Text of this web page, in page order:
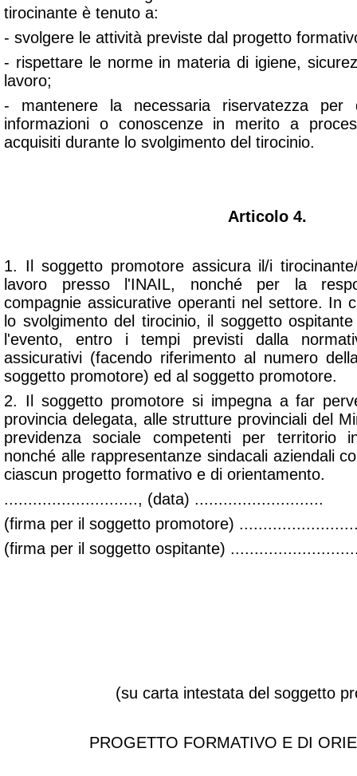
tirocinante è tenuto a:
- svolgere le attività previste dal progetto
- rispettare le norme in materia di igiene,
lavoro;
- mantenere la necessaria riservatezza
informazioni o conoscenze in merito a
acquisiti durante lo svolgimento del tirocinio.
Articolo 4.
1. Il soggetto promotore assicura il/i
lavoro presso l'INAIL, nonché per la
compagnie assicurative operanti nel settore. In
lo svolgimento del tirocinio, il soggetto
l'evento, entro i tempi previsti dalla
assicurativi (facendo riferimento al numero
soggetto promotore) ed al soggetto promotore.
2. Il soggetto promotore si impegna a far
provincia delegata, alle strutture provinciali del
previdenza sociale competenti per territorio
nonché alle rappresentanze sindacali aziendali
ciascun progetto formativo e di orientamento.
............................, (data) ...........................
(firma per il soggetto promotore)
(firma per il soggetto ospitante)
(su carta intestata del soggetto
PROGETTO FORMATIVO E DI